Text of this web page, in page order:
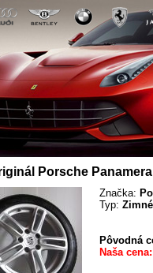
Porsche Panamera
Značka:
Typ: Zimné
Pôvodná
Naša